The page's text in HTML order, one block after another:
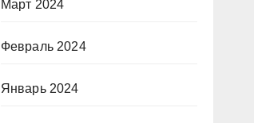
Март 2024
Февраль 2024
Январь 2024